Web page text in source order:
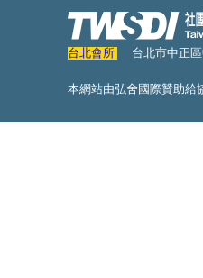
台北會所 台北市中正
本網站由弘舍國際贊助給